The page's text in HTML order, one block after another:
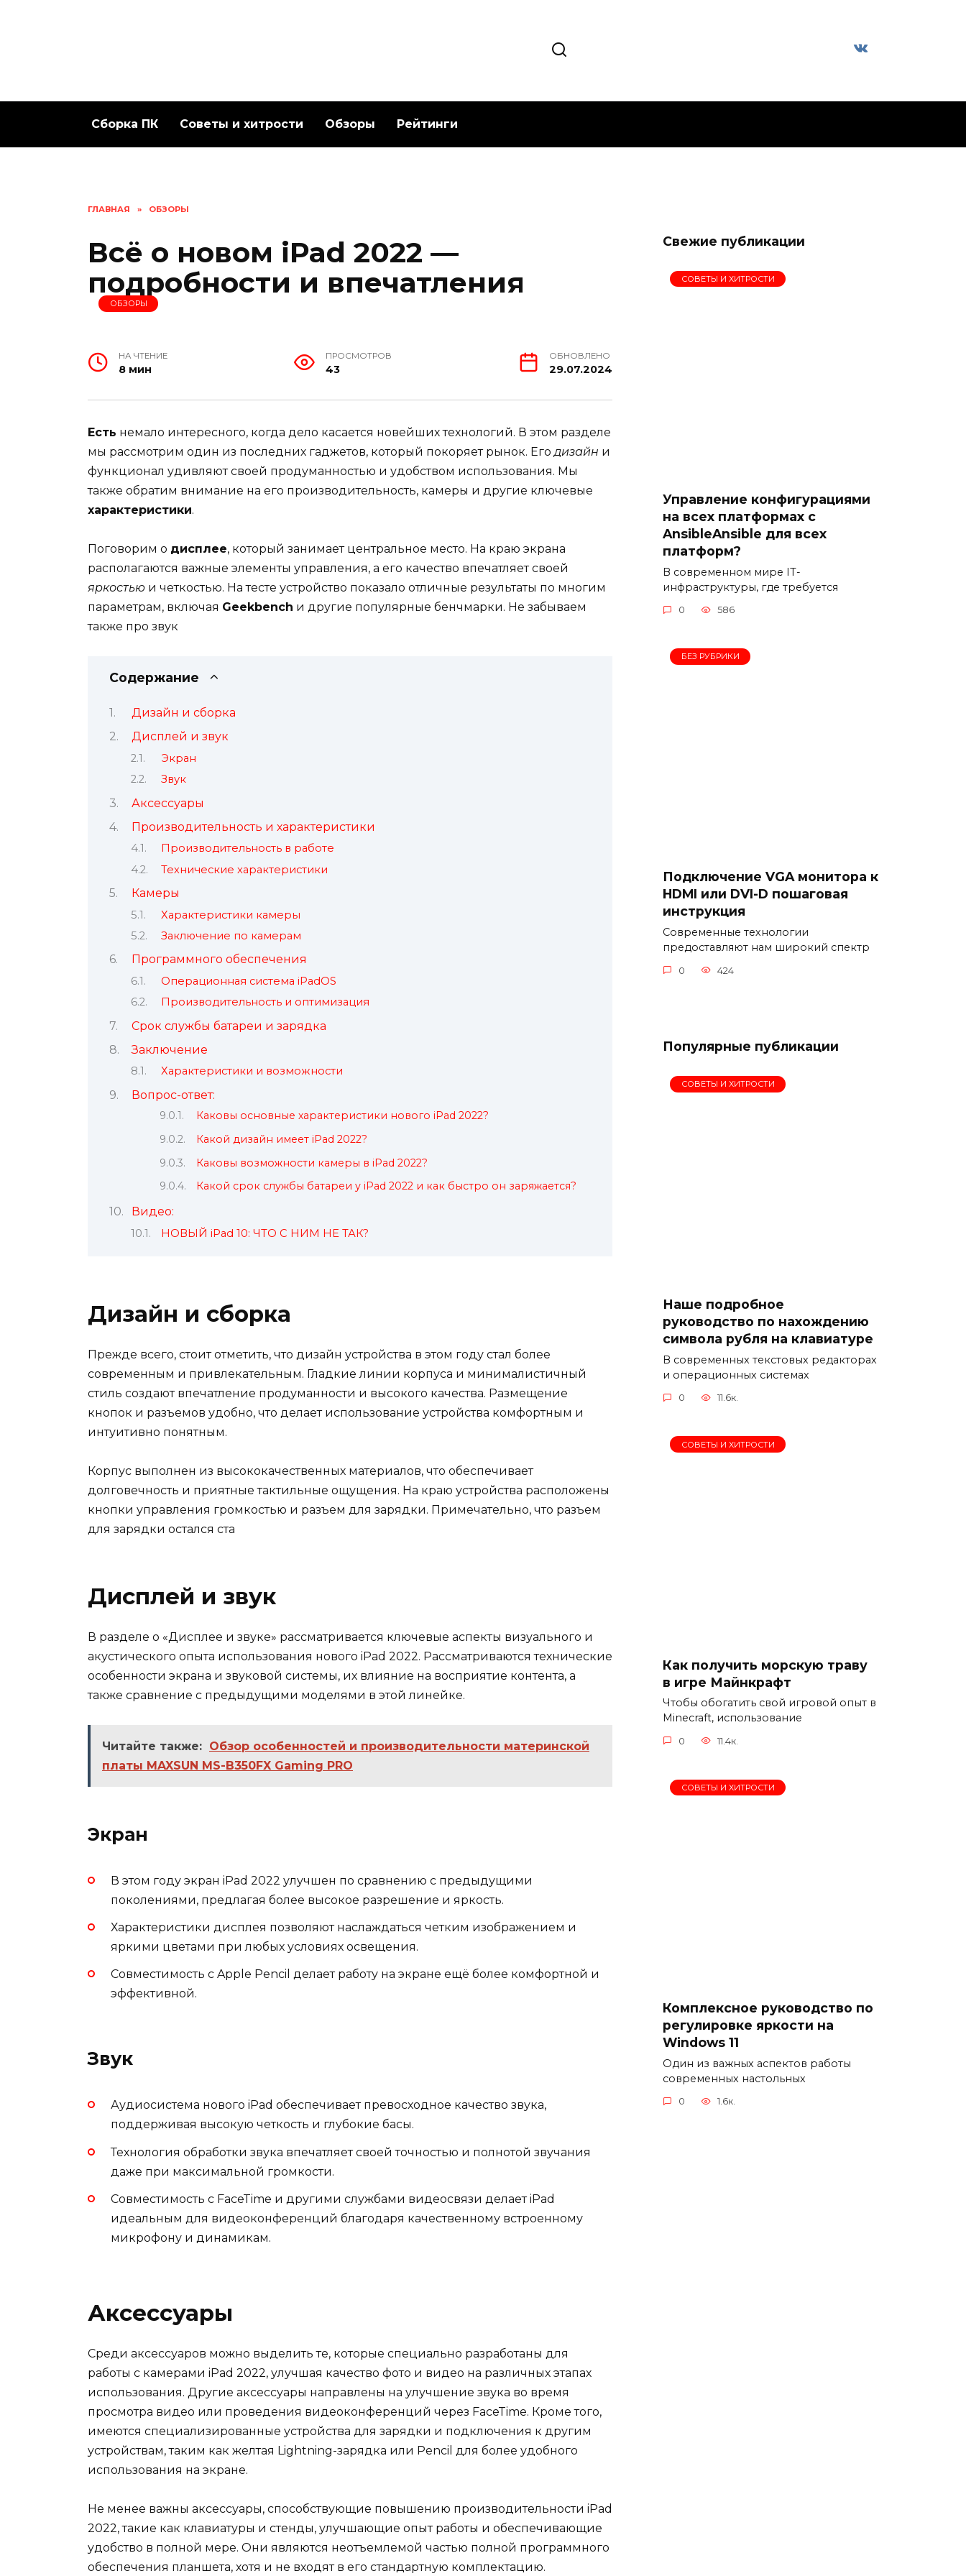
Сборка ПК Советы и хитрости Обзоры Рейтинги
ГЛАВНАЯ » ОБЗОРЫ
Всё о новом iPad 2022 —
подробности и впечатления
ОБЗОРЫ
НА ЧТЕНИЕ
8 мин
ПРОСМОТРОВ
43
ОБНОВЛЕНО
29.07.2024
Есть немало интересного, когда дело касается новейших технологий. В этом разделе
мы рассмотрим один из последних гаджетов, который покоряет рынок. Егодизайн и
функционал удивляют своей продуманностью и удобством использования. Мы
также обратим внимание на его производительность, камеры и другие ключевые
характеристики.
Поговорим о дисплее, который занимает центральное место. На краю экрана
располагаются важные элементы управления, а его качество впечатляет своей
яркостью и четкостью. На тесте устройство показало отличные результаты по многим
параметрам, включая Geekbench и другие популярные бенчмарки. Не забываем
также про звук
Содержание
Дизайн и сборка
Дисплей и звук
Экран
Звук
Аксессуары
Производительность и характеристики
Производительность в работе
Технические характеристики
Камеры
Характеристики камеры
Заключение по камерам
Программного обеспечения
Операционная система iPadOS
Производительность и оптимизация
Срок службы батареи и зарядка
Заключение
Характеристики и возможности
Вопрос-ответ:
Каковы основные характеристики нового iPad 2022?
Какой дизайн имеет iPad 2022?
Каковы возможности камеры в iPad 2022?
Какой срок службы батареи у iPad 2022 и как быстро он заряжается?
Видео:
НОВЫЙ iPad 10: ЧТО С НИМ НЕ ТАК?
Дизайн и сборка
Прежде всего, стоит отметить, что дизайн устройства в этом году стал более
современным и привлекательным. Гладкие линии корпуса и минималистичный
стиль создают впечатление продуманности и высокого качества. Размещение
кнопок и разъемов удобно, что делает использование устройства комфортным и
интуитивно понятным.
Корпус выполнен из высококачественных материалов, что обеспечивает
долговечность и приятные тактильные ощущения. На краю устройства расположены
кнопки управления громкостью и разъем для зарядки. Примечательно, что разъем
для зарядки остался ста
Дисплей и звук
В разделе о «Дисплее и звуке» рассматривается ключевые аспекты визуального и
акустического опыта использования нового iPad 2022. Рассматриваются технические
особенности экрана и звуковой системы, их влияние на восприятие контента, а
также сравнение с предыдущими моделями в этой линейке.
Читайте также: Обзор особенностей и производительности материнской
платы MAXSUN MS-B350FX Gaming PRO
Экран
В этом году экран iPad 2022 улучшен по сравнению с предыдущими
поколениями, предлагая более высокое разрешение и яркость.
Характеристики дисплея позволяют наслаждаться четким изображением и
яркими цветами при любых условиях освещения.
Совместимость с Apple Pencil делает работу на экране ещё более комфортной и
эффективной.
Звук
Аудиосистема нового iPad обеспечивает превосходное качество звука,
поддерживая высокую четкость и глубокие басы.
Технология обработки звука впечатляет своей точностью и полнотой звучания
даже при максимальной громкости.
Совместимость с FaceTime и другими службами видеосвязи делает iPad
идеальным для видеоконференций благодаря качественному встроенному
микрофону и динамикам.
Аксессуары
Среди аксессуаров можно выделить те, которые специально разработаны для
работы с камерами iPad 2022, улучшая качество фото и видео на различных этапах
использования. Другие аксессуары направлены на улучшение звука во время
просмотра видео или проведения видеоконференций через FaceTime. Кроме того,
имеются специализированные устройства для зарядки и подключения к другим
устройствам, таким как желтая Lightning-зарядка или Pencil для более удобного
использования на экране.
Не менее важны аксессуары, способствующие повышению производительности iPad
2022, такие как клавиатуры и стенды, улучшающие опыт работы и обеспечивающие
удобство в полной мере. Они являются неотъемлемой частью полной программного
обеспечения планшета, хотя и не входят в его стандартную комплектацию.
Свежие публикации
СОВЕТЫ И ХИТРОСТИ
Управление конфигурациями
на всех платформах с
AnsibleAnsible для всех
платформ?
В современном мире IT-
инфраструктуры, где требуется
0 586
БЕЗ РУБРИКИ
Подключение VGA монитора к
HDMI или DVI-D пошаговая
инструкция
Современные технологии
предоставляют нам широкий спектр
0 424
Популярные публикации
СОВЕТЫ И ХИТРОСТИ
Наше подробное
руководство по нахождению
символа рубля на клавиатуре
В современных текстовых редакторах
и операционных системах
0 11.6к.
СОВЕТЫ И ХИТРОСТИ
Как получить морскую траву
в игре Майнкрафт
Чтобы обогатить свой игровой опыт в
Minecraft, использование
0 11.4к.
СОВЕТЫ И ХИТРОСТИ
Комплексное руководство по
регулировке яркости на
Windows 11
Один из важных аспектов работы
современных настольных
0 1.6к.